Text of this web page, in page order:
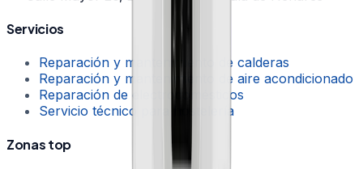
Servicios
Reparación y mantenimiento de calderas
Reparación y mantenimiento de aire acondicionado
Reparación de electrodomésticos
Servicio técnico para hostelería
Zonas top